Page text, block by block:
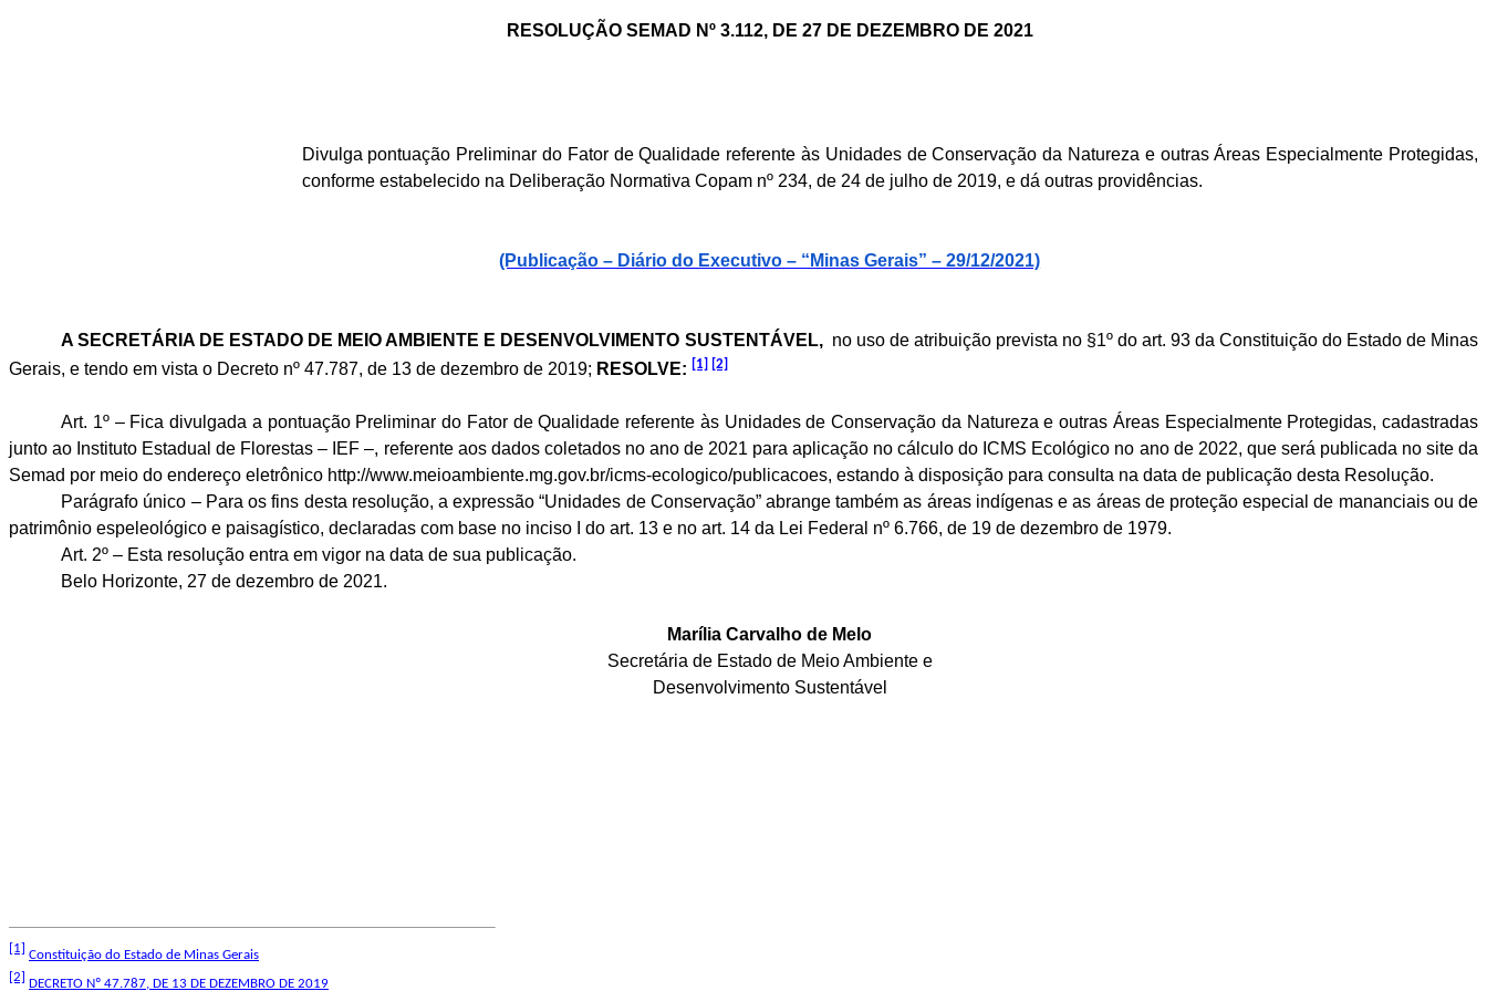
RESOLUÇÃO SEMAD Nº 3.112, DE 27 DE DEZEMBRO DE 2021
Divulga pontuação Preliminar do Fator de Qualidade referente às Unidades de Conservação da Natureza e outras Áreas Especialmente Protegidas,
conforme estabelecido na Deliberação Normativa Copam nº 234, de 24 de julho de 2019, e dá outras providências.
(Publicação – Diário do Executivo – “Minas Gerais” – 29/12/2021)
A SECRETÁRIA DE ESTADO DE MEIO AMBIENTE E DESENVOLVIMENTO SUSTENTÁVEL,no uso de atribuição prevista no §1º do art. 93 da Constituição do Estado de Minas
Gerais, e tendo em vista o Decreto nº 47.787, de 13 de dezembro de 2019; RESOLVE: [1] [2]
Art. 1º – Fica divulgada a pontuação Preliminar do Fator de Qualidade referente às Unidades de Conservação da Natureza e outras Áreas Especialmente Protegidas, cadastradas
junto ao Instituto Estadual de Florestas – IEF –, referente aos dados coletados no ano de 2021 para aplicação no cálculo do ICMS Ecológico no ano de 2022, que será publicada no site da
Semad por meio do endereço eletrônico http://www.meioambiente.mg.gov.br/icms-ecologico/publicacoes, estando à disposição para consulta na data de publicação desta Resolução.
Parágrafo único – Para os fins desta resolução, a expressão “Unidades de Conservação” abrange também as áreas indígenas e as áreas de proteção especial de mananciais ou de
patrimônio espeleológico e paisagístico, declaradas com base no inciso I do art. 13 e no art. 14 da Lei Federal nº 6.766, de 19 de dezembro de 1979.
Art. 2º – Esta resolução entra em vigor na data de sua publicação.
Belo Horizonte, 27 de dezembro de 2021.
Marília Carvalho de Melo
Secretária de Estado de Meio Ambiente e
Desenvolvimento Sustentável
[1] Constituição do Estado de Minas Gerais
[2] DECRETO Nº 47.787, DE 13 DE DEZEMBRO DE 2019